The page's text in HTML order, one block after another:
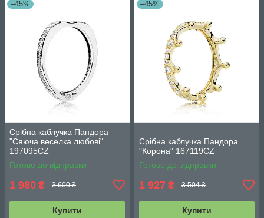
–45%
Срібна каблучка Пандора
"Сяюча веселка любові"
197095CZ
Готово до відправки
1 980 ₴ 3 600 ₴
Купити
–45%
Срібна каблучка Пандора
"Корона" 167119CZ
Готово до відправки
1 927 ₴ 3 504 ₴
Купити